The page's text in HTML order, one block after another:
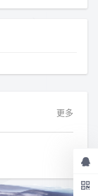
更多